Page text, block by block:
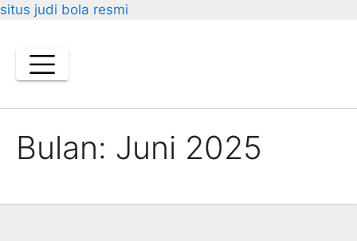
situs judi bola resmi
content
Bulan: Juni 2025